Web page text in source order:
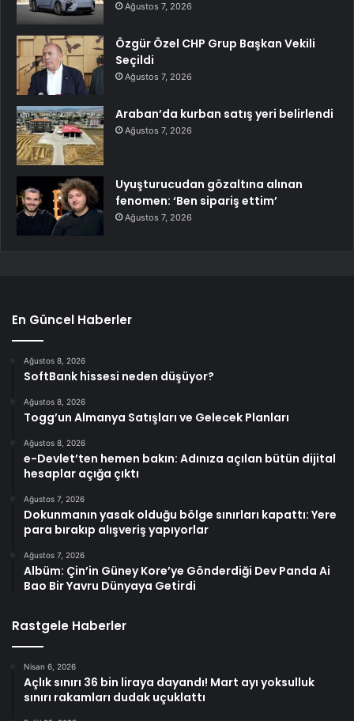
Ağustos 7, 2026
Özgür Özel CHP Grup Başkan Vekili
Seçildi
Ağustos 7, 2026
Araban’da kurban satış yeri belirlendi
Ağustos 7, 2026
Uyuşturucudan gözaltına alınan
fenomen: ‘Ben sipariş ettim’
Ağustos 7, 2026
En Güncel Haberler
Ağustos 8, 2026
SoftBank hissesi neden düşüyor?
Ağustos 8, 2026
Togg’un Almanya Satışları ve Gelecek Planları
Ağustos 8, 2026
e-Devlet’ten hemen bakın: Adınıza açılan bütün dijital
hesaplar açığa çıktı
Ağustos 7, 2026
Dokunmanın yasak olduğu bölge sınırları kapattı: Yere
para bırakıp alışveriş yapıyorlar
Ağustos 7, 2026
Albüm: Çin’in Güney Kore’ye Gönderdiği Dev Panda Ai
Bao Bir Yavru Dünyaya Getirdi
Rastgele Haberler
Nisan 6, 2026
Açlık sınırı 36 bin liraya dayandı! Mart ayı yoksulluk
sınırı rakamları dudak uçuklattı